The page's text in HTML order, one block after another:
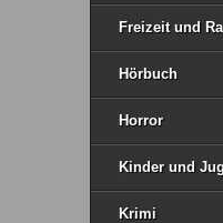
Freizeit und
Hörbuch
Horror
Kinder und
Krimi